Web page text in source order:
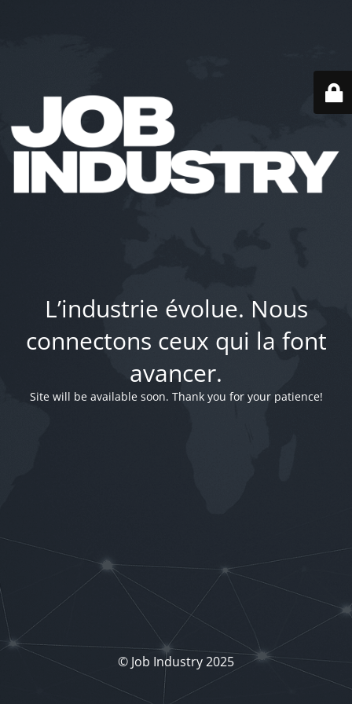
L’industrie évolue. Nous
connectons ceux qui la font
avancer.
Site will be available soon. Thank you for your patience!
© Job Industry 2025